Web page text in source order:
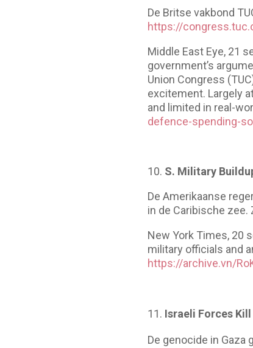
De Britse vakbond
https://
Middle East Eye, 21
government’s
Union Congress
excitement. Largely
and limited in real-
defence-spending-
10. S. Military
De Amerikaanse
in de Caribische zee.
New York Times, 20
military officials and
https://archive.vn/
Israeli Forces
De genocide in Gaza